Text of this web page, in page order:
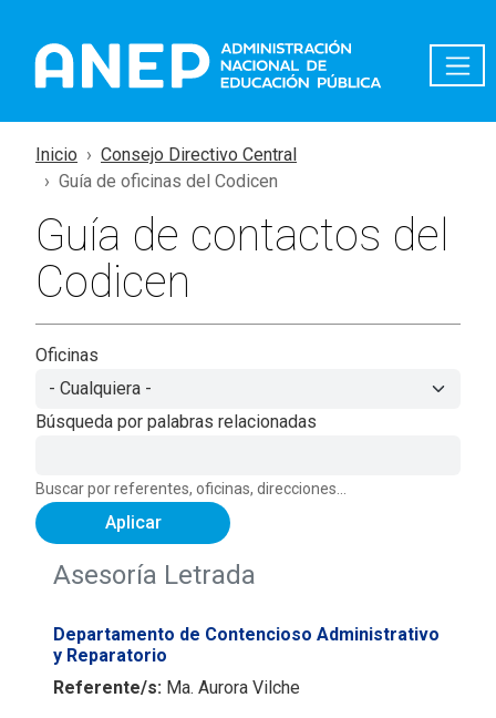
Inicio
Consejo Directivo Central
Guía de oficinas del Codicen
Guía de contactos del
Codicen
Oficinas
Búsqueda por palabras relacionadas
Buscar por referentes, oficinas, direcciones...
Aplicar
Asesoría Letrada
Departamento de Contencioso Administrativo
y Reparatorio
Referente/s: Ma. Aurora Vilche